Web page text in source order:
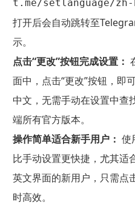
t.me/setlanguage/zh-
打开后会自动跳转至
示。
点击“更改”按钮完成设置：
面中，点击“更改”按钮，即
中文，无需手动在设置中查
端所有官方版本。
操作简单适合新手用户： 使
比手动设置更快捷，尤其适
英文界面的新用户，只需点
时高效。